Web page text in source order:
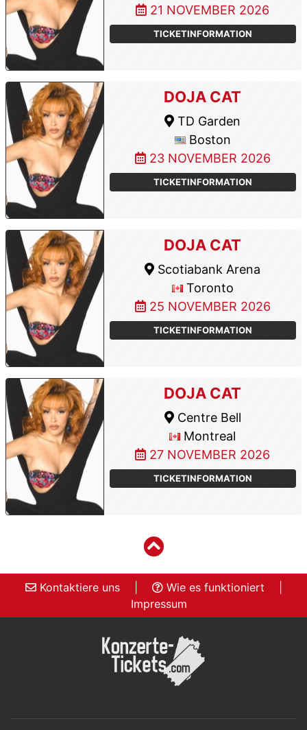
21 NOVEMBER 2026
TICKETINFORMATION
DOJA CAT
TD Garden
Boston
23 NOVEMBER 2026
TICKETINFORMATION
DOJA CAT
Scotiabank Arena
Toronto
25 NOVEMBER 2026
TICKETINFORMATION
DOJA CAT
Centre Bell
Montreal
27 NOVEMBER 2026
TICKETINFORMATION
Kontaktiere uns Wie es funktioniert
Impressum